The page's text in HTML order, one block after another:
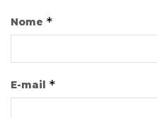
Nome *
E-mail *